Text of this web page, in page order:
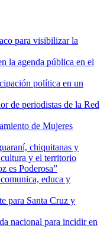
para visibilizar la
la agenda pública en el
política en un
de periodistas de la Red
de Mujeres
chiquitanas y
y el territorio
es Poderosa”
educa y
para Santa Cruz y
nacional para incidir en